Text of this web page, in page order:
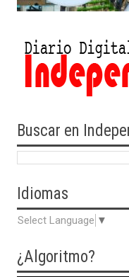
Buscar en
Idiomas
Select Language ▼
¿Algoritmo?